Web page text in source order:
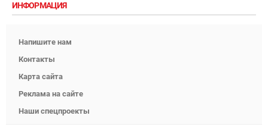
ИНФОРМАЦИЯ
Напишите нам
Контакты
Карта сайта
Реклама на сайте
Наши спецпроекты